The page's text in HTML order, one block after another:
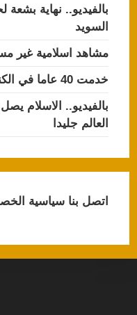
بالفيديو.. نهاية
السويد
مشاهد اسلامية غير
خدمت 40 عاما في الكنيسة والان اعترف بهذا السر!
بالفيديو.. الاسلام
العالم جليدا
اتصل بناسياسية